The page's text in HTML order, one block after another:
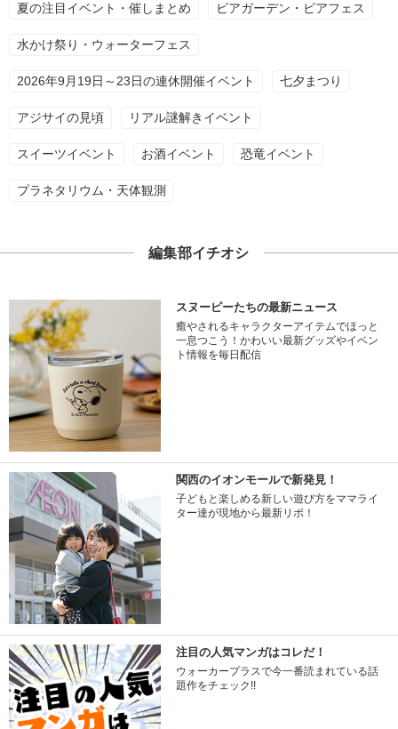
夏の注目イベント・催しまとめ ビアガーデン・ビアフェス
水かけ祭り・ウォーターフェス
2026年9月19日～23日の連休開催イベント 七夕まつり
アジサイの見頃 リアル謎解きイベント
スイーツイベント お酒イベント 恐竜イベント
プラネタリウム・天体観測
編集部イチオシ
スヌーピーたちの最新ニュース
癒やされるキャラクターアイテムでほっと
一息つこう！かわいい最新グッズやイベン
ト情報を毎日配信
関西のイオンモールで新発見！
子どもと楽しめる新しい遊び方をママライ
ター達が現地から最新リポ！
注目の人気マンガはコレだ！
ウォーカープラスで今一番読まれている話
題作をチェック!!